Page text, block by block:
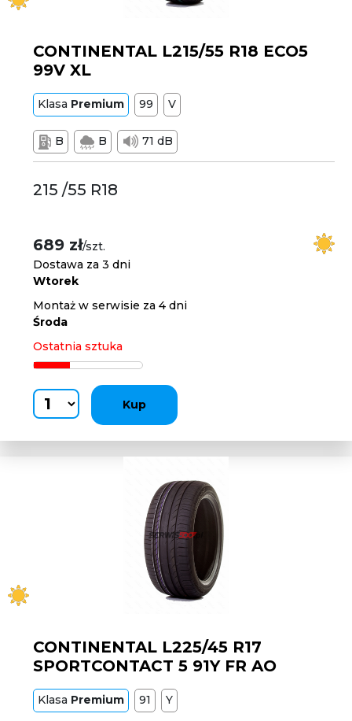
CONTINENTAL L215/55 R18 ECO5
99V XL
Klasa Premium 99 V
B B 71 dB
215 /55 R18
689 zł/szt.
Dostawa za 3 dni
Wtorek
Montaż w serwisie za 4 dni
Środa
Ostatnia sztuka
Kup
CONTINENTAL L225/45 R17
SPORTCONTACT 5 91Y FR AO
Klasa Premium 91 Y